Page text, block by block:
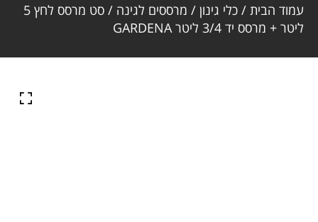
עמוד הבית / כלי גינון / מרססים לגינה
/ סט מרסס לחץ 5
ליטר + מרסס יד 3/4 ליטר GARDENA